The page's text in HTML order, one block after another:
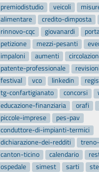
premiodistudio
veicoli
alimentare
credito-dimposta
rinnovo-cqc
giovanardi
petizione
mezzi-pesanti
impaloni
aumenti
patente-professionale
revisioni
festival
vco linkedin
tg-confartigianato
concorsi
educazione-finanziaria
orafi
piccole-imprese
pes-pav
conduttore-di-impianti-termici
dichiarazione-dei-redditi
canton-ticino
calendario
ospedale
simest sarti